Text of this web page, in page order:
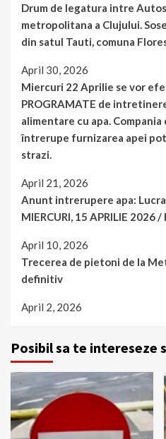
Drum de legatura intre
metropolitana a Clujului.
din satul Tauti, comuna
April 30, 2026
Miercuri 22 Aprilie se vor
PROGRAMATE de
alimentare cu apa. Compania
întrerupe furnizarea apei
strazi.
April 21, 2026
Anunt intrerupere apa:
MIERCURI, 15 APRILIE 2026
April 10, 2026
Trecerea de pietoni de la
definitiv
April 2, 2026
Posibil sa te intereseze